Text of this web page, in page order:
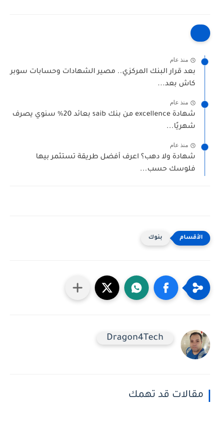
منذ عام
بعد قرار البنك المركزي.. مصير الشهادات وحسابات سوبر
كاش بعد...
منذ عام
شهادة excellence من بنك saib بعائد 20% سنوي يصرف
شهريًا...
منذ عام
شهادة ولا دهب؟ اعرف أفضل طريقة تستثمر بيها
فلوسك حسب...
بنوك
Dragon4Tech
مقالات قد تهمك